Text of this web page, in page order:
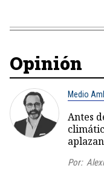
Opinión
Medio
Antes
Por: